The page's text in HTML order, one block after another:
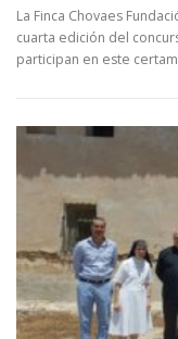
La Finca Chovaes
cuarta edición del
participan en este